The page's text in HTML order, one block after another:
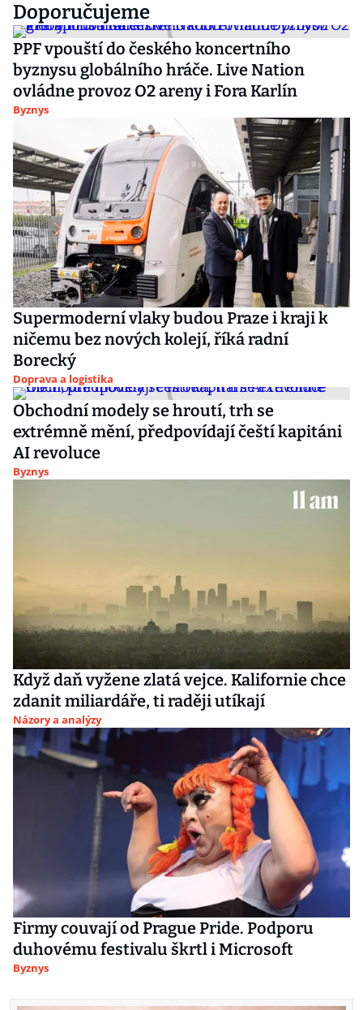
Doporučujeme
PPF vpouští do českého koncertního
byznysu globálního hráče. Live Nation
ovládne provoz O2 areny i Fora Karlín
Byznys
Supermoderní vlaky budou Praze i kraji k
ničemu bez nových kolejí, říká radní
Borecký
Doprava a logistika
Obchodní modely se hroutí, trh se
extrémně mění, předpovídají čeští kapitáni
AI revoluce
Byznys
Když daň vyžene zlatá vejce. Kalifornie chce
zdanit miliardáře, ti raději utíkají
Názory a analýzy
Firmy couvají od Prague Pride. Podporu
duhovému festivalu škrtl i Microsoft
Byznys